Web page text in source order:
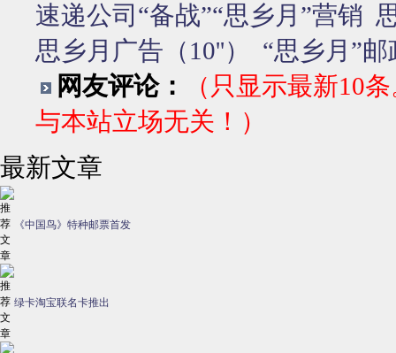
速递公司“备战”“思乡月”营销
思乡月广告（10''）
“思乡月”
网友评论：
（只显示最新10
与本站立场无关！）
最新文章
《中国鸟》特种邮票首发
绿卡淘宝联名卡推出